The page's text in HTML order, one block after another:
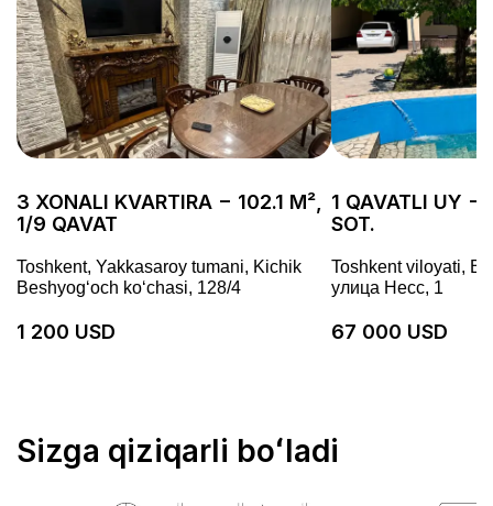
3 XONALI KVARTIRA − 102.1 M²,
1/9 QAVAT
Toshkent, Yakkasaroy tumani, Kichik
Beshyogʻoch koʻchasi, 128/4
1 200 USD
1 QAVATLI UY −
SOT.
Toshkent viloyati,
улица Несс, 1
67 000 USD
Sizga qiziqarli boʻladi